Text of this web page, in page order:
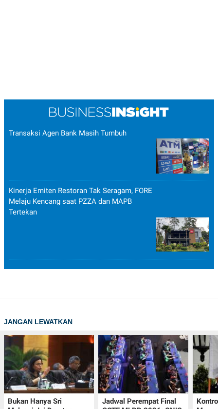
Transaksi Agen Bank Masih Tumbuh
Kinerja Emiten Restoran Tak Seragam, FORE
Melaju Kencang saat PZZA dan MAPB
Tertekan
JANGAN LEWATKAN
Bukan Hanya Sri
Jadwal Perempat Final